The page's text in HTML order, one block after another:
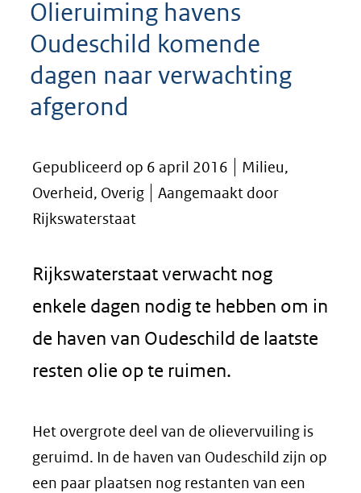
Olieruiming havens
Oudeschild komende
dagen naar verwachting
afgerond
Gepubliceerd op 6 april 2016
Milieu,
Overheid, Overig
Aangemaakt door
Rijkswaterstaat
Rijkswaterstaat verwacht nog
enkele dagen nodig te hebben om in
de haven van Oudeschild de laatste
resten olie op te ruimen.
Het overgrote deel van de olievervuiling is
geruimd. In de haven van Oudeschild zijn op
een paar plaatsen nog restanten van een